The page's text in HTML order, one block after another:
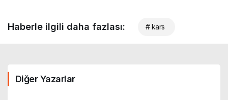
Haberle ilgili daha fazlası: # kars
Diğer Yazarlar